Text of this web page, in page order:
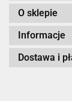
O sklepie
Informacje
Dostawa i